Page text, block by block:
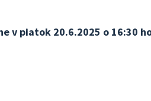
v piatok 20.6.2025 o 16:30